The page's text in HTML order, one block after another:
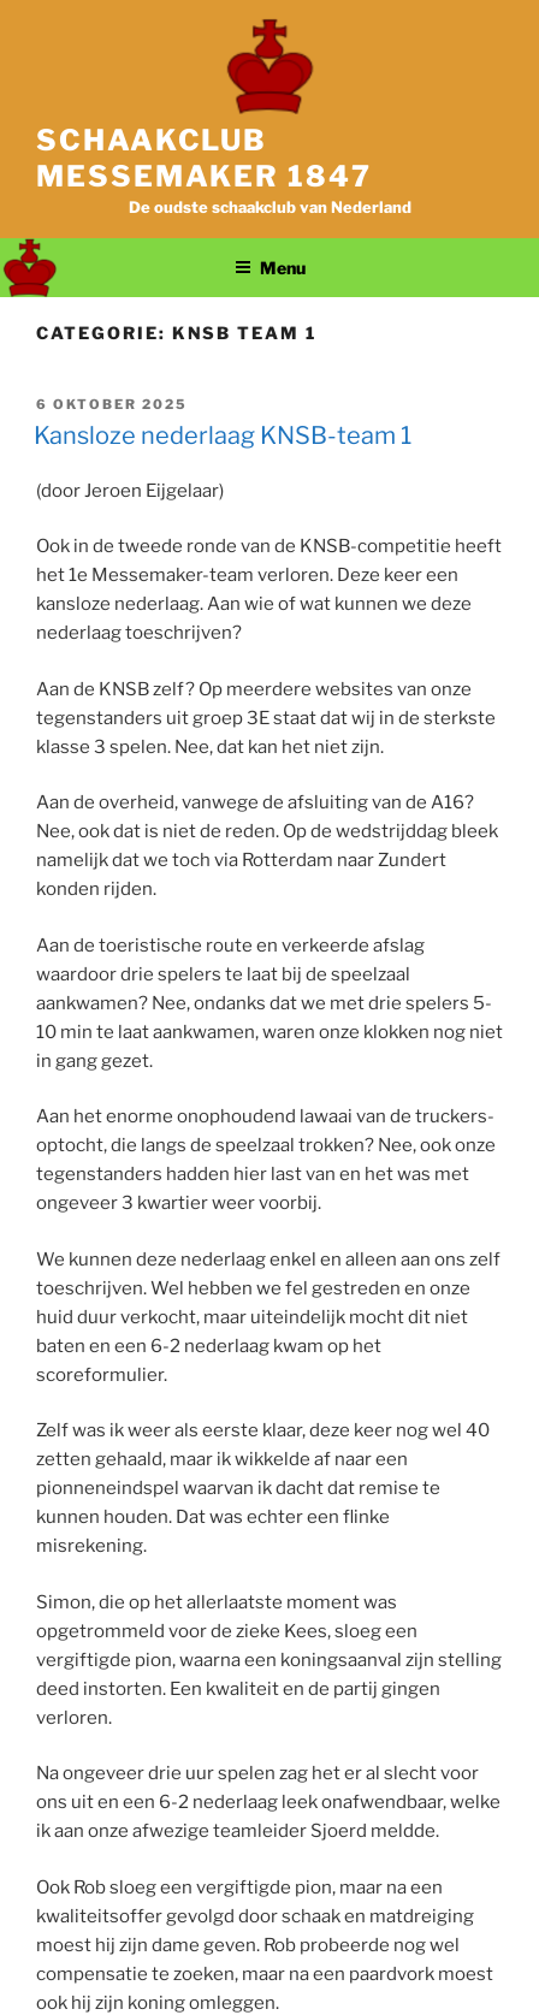
SCHAAKCLUB
MESSEMAKER 1847
De oudste schaakclub van Nederland
Menu
CATEGORIE: KNSB TEAM 1
GEPLAATST
OP
6 OKTOBER 2025
Kansloze nederlaag KNSB-team 1
(door Jeroen Eijgelaar)
Ook in de tweede ronde van de KNSB-competitie heeft
het 1e Messemaker-team verloren. Deze keer een
kansloze nederlaag. Aan wie of wat kunnen we deze
nederlaag toeschrijven?
Aan de KNSB zelf? Op meerdere websites van onze
tegenstanders uit groep 3E staat dat wij in de sterkste
klasse 3 spelen. Nee, dat kan het niet zijn.
Aan de overheid, vanwege de afsluiting van de A16?
Nee, ook dat is niet de reden. Op de wedstrijddag bleek
namelijk dat we toch via Rotterdam naar Zundert
konden rijden.
Aan de toeristische route en verkeerde afslag
waardoor drie spelers te laat bij de speelzaal
aankwamen? Nee, ondanks dat we met drie spelers 5-
10 min te laat aankwamen, waren onze klokken nog niet
in gang gezet.
Aan het enorme onophoudend lawaai van de truckers-
optocht, die langs de speelzaal trokken? Nee, ook onze
tegenstanders hadden hier last van en het was met
ongeveer 3 kwartier weer voorbij.
We kunnen deze nederlaag enkel en alleen aan ons zelf
toeschrijven. Wel hebben we fel gestreden en onze
huid duur verkocht, maar uiteindelijk mocht dit niet
baten en een 6-2 nederlaag kwam op het
scoreformulier.
Zelf was ik weer als eerste klaar, deze keer nog wel 40
zetten gehaald, maar ik wikkelde af naar een
pionneneindspel waarvan ik dacht dat remise te
kunnen houden. Dat was echter een flinke
misrekening.
Simon, die op het allerlaatste moment was
opgetrommeld voor de zieke Kees, sloeg een
vergiftigde pion, waarna een koningsaanval zijn stelling
deed instorten. Een kwaliteit en de partij gingen
verloren.
Na ongeveer drie uur spelen zag het er al slecht voor
ons uit en een 6-2 nederlaag leek onafwendbaar, welke
ik aan onze afwezige teamleider Sjoerd meldde.
Ook Rob sloeg een vergiftigde pion, maar na een
kwaliteitsoffer gevolgd door schaak en matdreiging
moest hij zijn dame geven. Rob probeerde nog wel
compensatie te zoeken, maar na een paardvork moest
ook hij zijn koning omleggen.